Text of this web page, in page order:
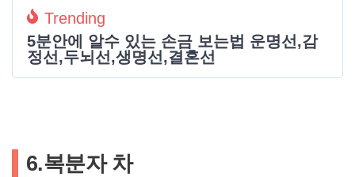
Trending
5분안에 알수 있는 손금 보는법 운명선,감
정선,두뇌선,생명선,결혼선
6.복분자 차